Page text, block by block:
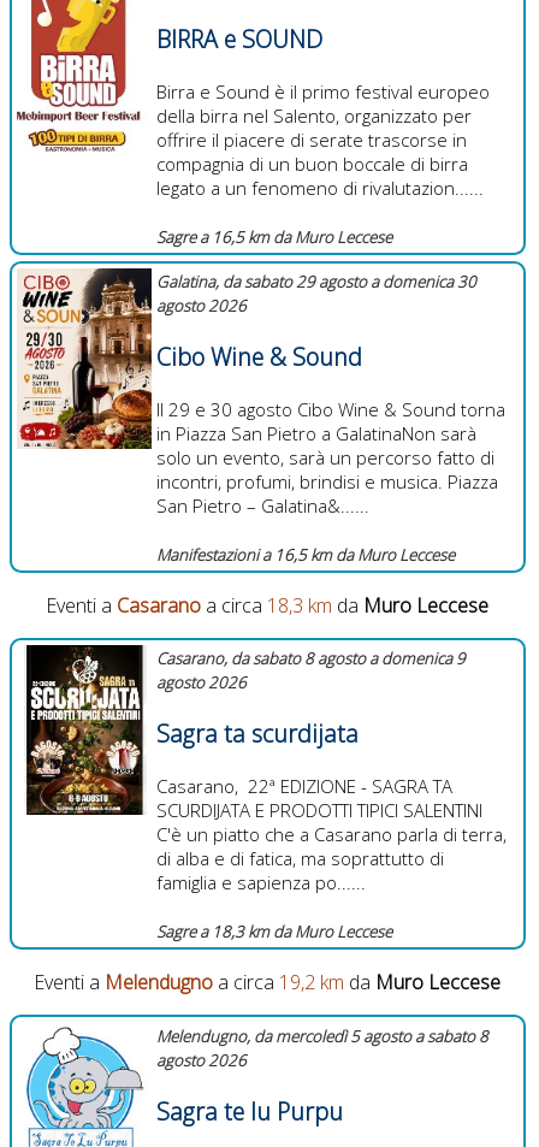
BIRRA e SOUND
Birra e Sound è il primo festival europeo
della birra nel Salento, organizzato per
offrire il piacere di serate trascorse in
compagnia di un buon boccale di birra
legato a un fenomeno di rivalutazion......
Sagre a 16,5 km da Muro Leccese
Galatina, da sabato 29 agosto a domenica 30
agosto 2026
Cibo Wine & Sound
Il 29 e 30 agosto Cibo Wine & Sound torna
in Piazza San Pietro a GalatinaNon sarà
solo un evento, sarà un percorso fatto di
incontri, profumi, brindisi e musica. Piazza
San Pietro – Galatina&......
Manifestazioni a 16,5 km da Muro Leccese
Eventi a Casarano a circa 18,3 km da Muro Leccese
Casarano, da sabato 8 agosto a domenica 9
agosto 2026
Sagra ta scurdijata
Casarano, ​ 22ª EDIZIONE - SAGRA TA
SCURDIJATA E PRODOTTI TIPICI SALENTINI ​
C'è un piatto che a Casarano parla di terra,
di alba e di fatica, ma soprattutto di
famiglia e sapienza po......
Sagre a 18,3 km da Muro Leccese
Eventi a Melendugno a circa 19,2 km da Muro Leccese
Melendugno, da mercoledì 5 agosto a sabato 8
agosto 2026
Sagra te lu Purpu